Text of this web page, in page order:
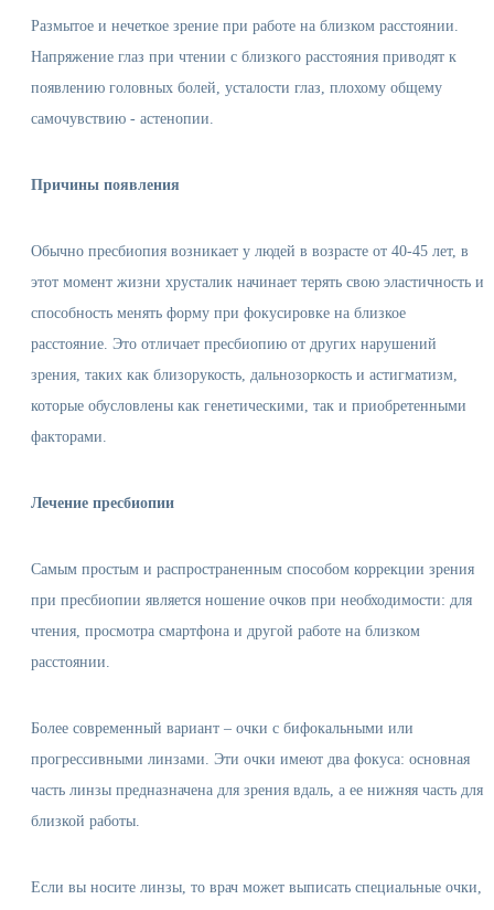
Размытое и нечеткое зрение при работе на близком расстоянии.
Напряжение глаз при чтении с близкого расстояния приводят к
появлению головных болей, усталости глаз, плохому общему
самочувствию - астенопии.
Причины появления
Обычно пресбиопия возникает у людей в возрасте от 40-45 лет, в
этот момент жизни хрусталик начинает терять свою эластичность и
способность менять форму при фокусировке на близкое
расстояние. Это отличает пресбиопию от других нарушений
зрения, таких как близорукость, дальнозоркость и астигматизм,
которые обусловлены как генетическими, так и приобретенными
факторами.
Лечение пресбиопии
Самым простым и распространенным способом коррекции зрения
при пресбиопии является ношение очков при необходимости: для
чтения, просмотра смартфона и другой работе на близком
расстоянии.
Более современный вариант – очки с бифокальными или
прогрессивными линзами. Эти очки имеют два фокуса: основная
часть линзы предназначена для зрения вдаль, а ее нижняя часть для
близкой работы.
Если вы носите линзы, то врач может выписать специальные очки,